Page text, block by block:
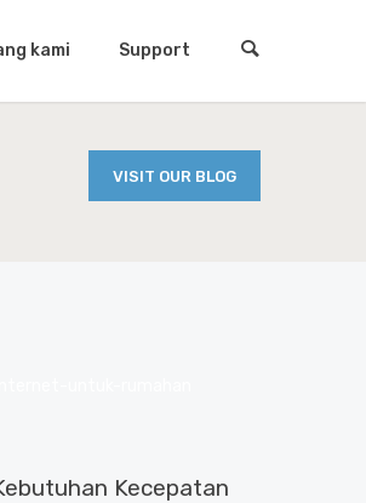
kami Support
VISIT OUR BLOG
Kecepatan